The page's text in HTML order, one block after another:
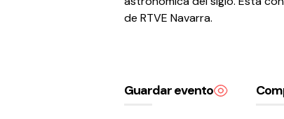
de RTVE Navarra.
Guardar evento